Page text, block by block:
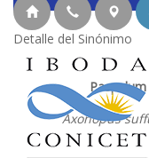
Detalle del Sinónimo
Axonopus